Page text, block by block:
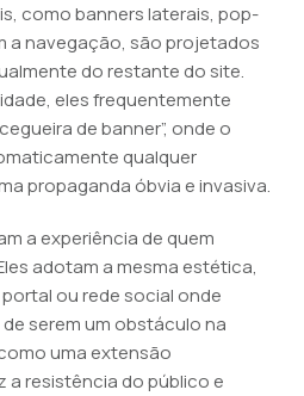
como banners laterais, pop-
a navegação, são projetados
do restante do site.
eles frequentemente
de banner”, onde o
qualquer
propaganda óbvia e invasiva.
a experiência de quem
adotam a mesma estética,
ou rede social onde
serem um obstáculo na
uma extensão
a resistência do público e